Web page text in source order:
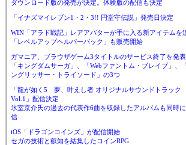
ダウンロード版の発売が決定。体験版の配信も決定
「イナズマイレブン1・2・3!! 円堂守伝説」発売日決定
WIN「アラド戦記」レアアバターが手に入る新アイテムを
「レベルアップヘルパーパック」も販売開始
ガマニア、ブラウザゲーム3タイトルのサービス終了を発表
「キングダムサーガ」、「Webファントム・ブレイブ」、
ングリッサー・トライソード」の3つ
「龍が如く5 夢、叶えし者 オリジナルサウンドトラック
Vol.1」配信決定
氷室京介氏の過去の代表作6曲を収録したアルバムも同時
信
iOS「ドラゴンコインズ」が配信開始
セガの技術と叡知を結集したコインRPG